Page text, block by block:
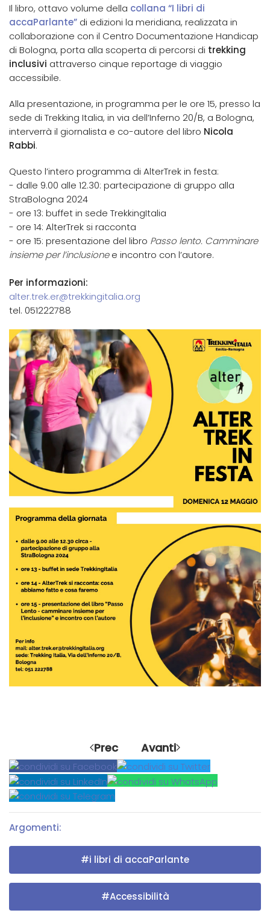
Argomenti:
#i libri di accaParlante
#Accessibilità
Il libro, ottavo volume della collana “I libri di
accaParlante” di edizioni la meridiana, realizzata in
collaborazione con il Centro Documentazione Handicap
di Bologna, porta alla scoperta di percorsi di trekking
inclusivi attraverso cinque reportage di viaggio
accessibile.
Alla presentazione, in programma per le ore 15, presso la
sede di Trekking Italia, in via dell’Inferno 20/B, a Bologna,
interverrà il giornalista e co-autore del libro Nicola
Rabbi.
Questo l’intero programma di AlterTrek in festa:
- dalle 9.00 alle 12.30: partecipazione di gruppo alla
StraBologna 2024
- ore 13: buffet in sede TrekkingItalia
- ore 14: AlterTrek si racconta
- ore 15: presentazione del libro Passo lento. Camminare
insieme per l’inclusionee incontro con l’autore.
Per informazioni:
alter.trek.er@trekkingitalia.org
tel. 051222788
Prec Avanti